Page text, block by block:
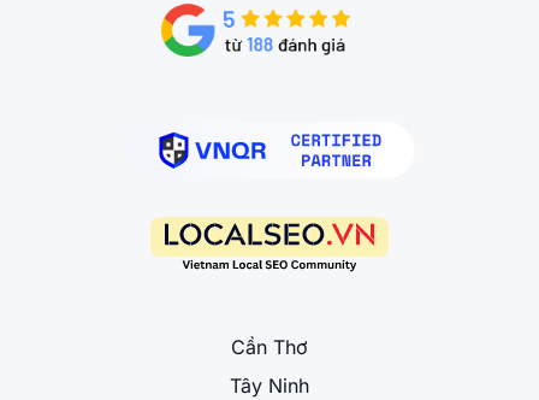
Cần Thơ
Tây Ninh